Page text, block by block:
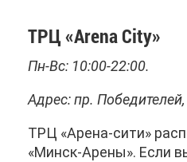
ТРЦ «Arena City»
Пн-Вс: 10:00-22:00.
Ад­рес: пр.
ТРЦ «Аре­на-си­ти»
«Минск-Аре­ны». Ес­ли